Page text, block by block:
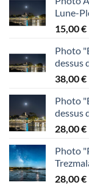
Lune-
15,00€
Photo
dessus
38,00€
Photo
dessus
28,00€
Photo
28,00€